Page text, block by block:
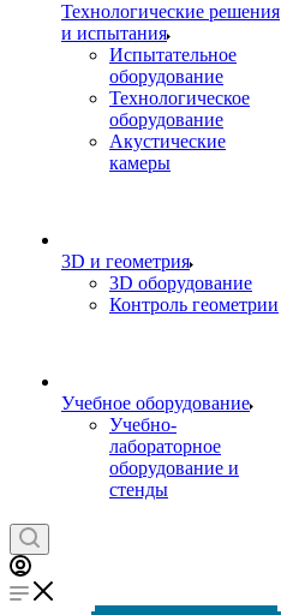
Технологические решения
и испытания
Испытательное
оборудование
Технологическое
оборудование
Акустические
камеры
3D и геометрия
3D оборудование
Контроль геометрии
Учебное оборудование
Учебно-
лабораторное
оборудование и
стенды